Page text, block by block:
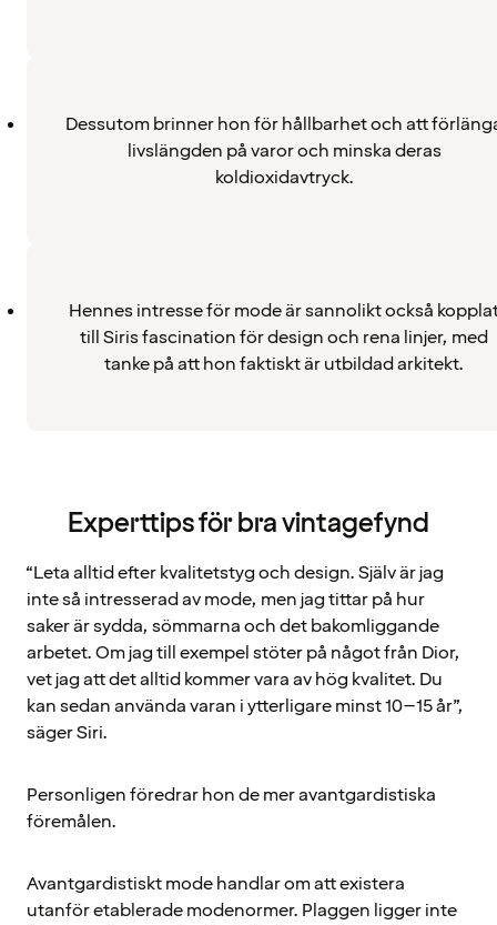
Dessutom brinner hon för hållbarhet och att
livslängden på varor och minska deras
koldioxidavtryck.
Hennes intresse för mode är sannolikt också
till Siris fascination för design och rena linjer, med
tanke på att hon faktiskt är utbildad arkitekt.
Experttips för bra vintagefynd
“Leta alltid efter kvalitetstyg och design. Själv är jag
inte så intresserad av mode, men jag tittar på hur
saker är sydda, sömmarna och det bakomliggande
arbetet. Om jag till exempel stöter på något från Dior,
vet jag att det alltid kommer vara av hög kvalitet. Du
kan sedan använda varan i ytterligare minst 10–15 år”,
säger Siri.
Personligen föredrar hon de mer avantgardistiska
föremålen.
Avantgardistiskt mode handlar om att existera
utanför etablerade modenormer. Plaggen ligger inte